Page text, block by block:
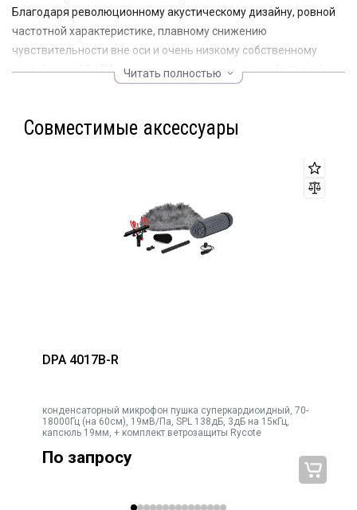
Благодаря революционному акустическому дизайну, ровной
частотной характеристике, плавному снижению
чувствительности вне оси и очень низкому собственному
шуму (всего 10 дБА) NTG5 незаменим при записи "в полях" и в
* Революционный акустический дизайн с непревзойденной
акустической прозрачностью и естественным неокрашенным
* Чрезвычайно легкий (всего 76 г) и короткий (всего 203 мм)
* Высоконаправленная суперкардиоидная диаграмма
Читать полностью
Совместимые аксессуары
DPA 4017B-R
конденсаторный микрофон пушка суперкардиоидный, 70-
18000Гц (на 60см), 19мВ/Па, SPL 138дБ, 3дБ на 15кГц,
капсюль 19мм, + комплект ветрозащиты Rycote
По запросу